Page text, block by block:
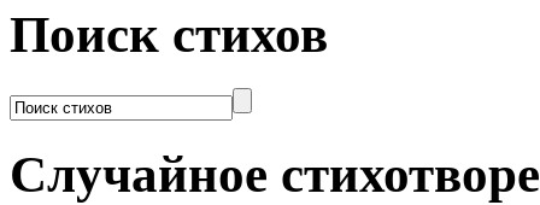
Поиск стихов
Случайное